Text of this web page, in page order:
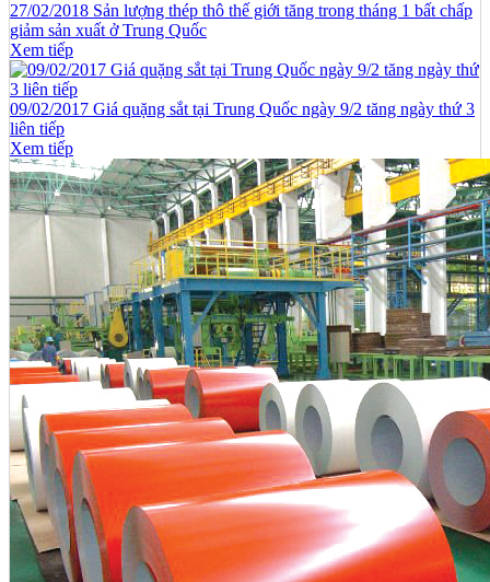
27/02/2018 Sản lượng thép thô thế giới tăng trong tháng 1 bất chấp
giảm sản xuất ở Trung Quốc
Xem tiếp
09/02/2017 Giá quặng sắt tại Trung Quốc ngày 9/2 tăng ngày thứ 3
liên tiếp
Xem tiếp